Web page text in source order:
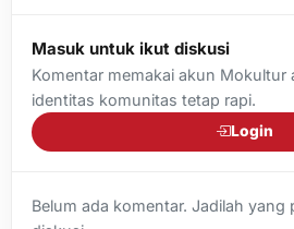
Masuk untuk ikut diskusi
Komentar memakai akun Mokultur
identitas komunitas tetap rapi.
Login
Belum ada komentar. Jadilah yang